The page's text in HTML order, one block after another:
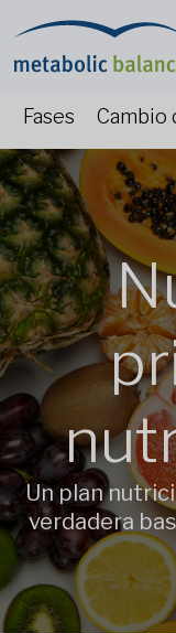
Fases Cambio
Un plan
verdadera